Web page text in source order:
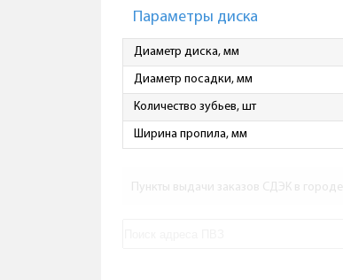
Параметры диска
Диаметр диска, мм
Диаметр посадки, мм
Количество зубьев, шт
Ширина пропила, мм
Пункты выдачи заказов СДЭК в городе